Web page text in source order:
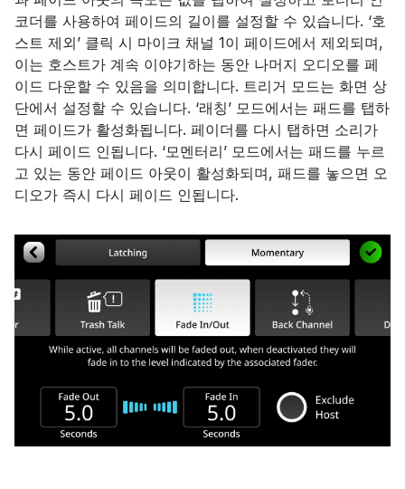
코더를 사용하여 페이드의 길이를 설정할 수 있습니다. ‘호
스트 제외’ 클릭 시 마이크 채널 1이 페이드에서 제외되며,
이는 호스트가 계속 이야기하는 동안 나머지 오디오를 페
이드 다운할 수 있음을 의미합니다. 트리거 모드는 화면 상
단에서 설정할 수 있습니다. ‘래칭’ 모드에서는 패드를 탭하
면 페이드가 활성화됩니다. 페이더를 다시 탭하면 소리가
다시 페이드 인됩니다. ‘모멘터리’ 모드에서는 패드를 누르
고 있는 동안 페이드 아웃이 활성화되며, 패드를 놓으면 오
디오가 즉시 다시 페이드 인됩니다.